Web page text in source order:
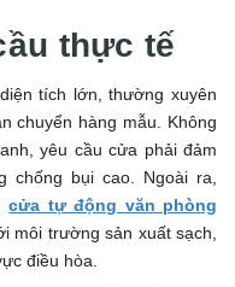
thực tế
tích lớn, thường xuyên
chuyển hàng mẫu. Không
yêu cầu cửa phải đảm
bụi cao. Ngoài ra,
cửa tự động văn phòng
môi trường sản xuất sạch,
điều hòa.